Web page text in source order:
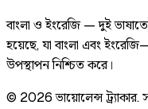
বাংলা ও ইংরেজি — দুই
হয়েছে, যা বাংলা এবং
উপস্থাপন নিশ্চিত করে।
© 2026 ভায়োলেন্স ট্র্যাকার.